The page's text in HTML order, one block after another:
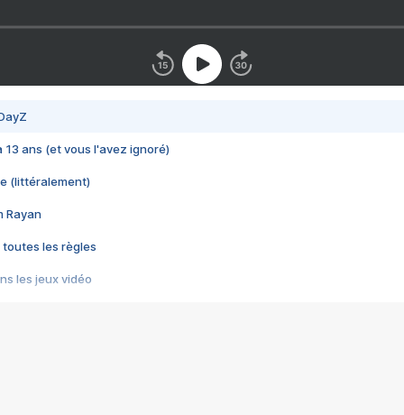
13 ans (et vous l'avez ignoré)
(littéralement)
Rayan
toutes les règles
les jeux vidéo